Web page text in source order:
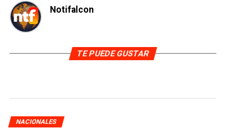
Notifalcon
TE PUEDE GUSTAR
NACIONALES